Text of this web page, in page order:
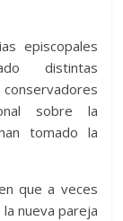
episcopales
distintas
sobre la
tomado la
que a veces
nueva pareja